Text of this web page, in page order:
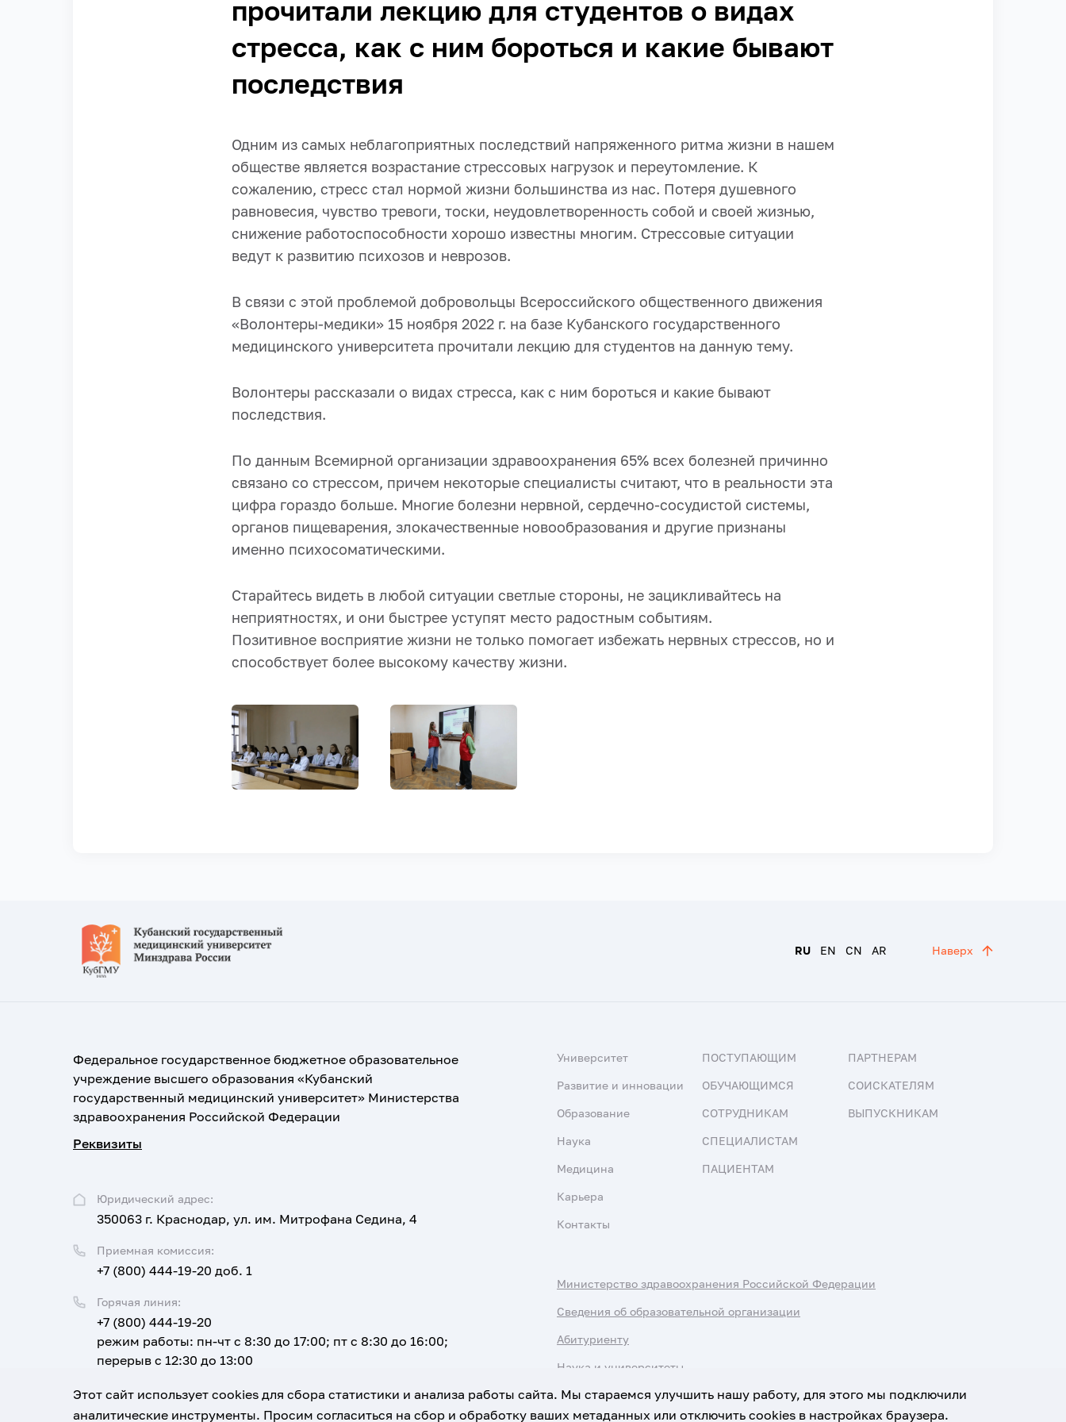
прочитали лекцию для студентов о видах
стресса, как с ним бороться и какие бывают
последствия
Одним из самых неблагоприятных последствий напряженного ритма жизни в нашем
обществе является возрастание стрессовых нагрузок и переутомление. К
сожалению, стресс стал нормой жизни большинства из нас. Потеря душевного
равновесия, чувство тревоги, тоски, неудовлетворенность собой и своей жизнью,
снижение работоспособности хорошо известны многим. Стрессовые ситуации
ведут к развитию психозов и неврозов.
В связи с этой проблемой добровольцы Всероссийского общественного движения
«Волонтеры-медики» 15 ноября 2022 г. на базе Кубанского государственного
медицинского университета прочитали лекцию для студентов на данную тему.
Волонтеры рассказали о видах стресса, как с ним бороться и какие бывают
последствия.
По данным Всемирной организации здравоохранения 65% всех болезней причинно
связано со стрессом, причем некоторые специалисты считают, что в реальности эта
цифра гораздо больше. Многие болезни нервной, сердечно-сосудистой системы,
органов пищеварения, злокачественные новообразования и другие признаны
именно психосоматическими.
Старайтесь видеть в любой ситуации светлые стороны, не зацикливайтесь на
неприятностях, и они быстрее уступят место радостным событиям.
Позитивное восприятие жизни не только помогает избежать нервных стрессов, но и
способствует более высокому качеству жизни.
RU EN CN AR Наверх
Федеральное государственное бюджетное образовательное
учреждение высшего образования «Кубанский
государственный медицинский университет» Министерства
здравоохранения Российской Федерации
Реквизиты
Юридический адрес:
350063 г. Краснодар, ул. им. Митрофана Седина, 4
Приемная комиссия:
+7 (800) 444-19-20 доб. 1
Горячая линия:
+7 (800) 444-19-20
режим работы: пн-чт с 8:30 до 17:00; пт с 8:30 до 16:00;
перерыв с 12:30 до 13:00
Email:
corpus@ksma.ru
Университет
Развитие и инновации
Образование
Наука
Медицина
Карьера
Контакты
ПОСТУПАЮЩИМ
ОБУЧАЮЩИМСЯ
СОТРУДНИКАМ
СПЕЦИАЛИСТАМ
ПАЦИЕНТАМ
ПАРТНЕРАМ
СОИСКАТЕЛЯМ
ВЫПУСКНИКАМ
Министерство здравоохранения Российской Федерации
Сведения об образовательной организации
Абитуриенту
Наука и университеты
Этот сайт использует cookies для сбора статистики и анализа работы сайта. Мы стараемся улучшить нашу работу, для этого мы подключили
аналитические инструменты. Просим согласиться на сбор и обработку ваших метаданных или отключить cookies в настройках браузера.